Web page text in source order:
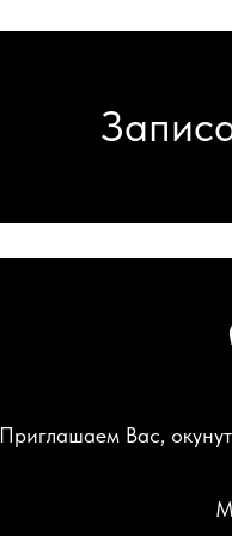
Приглашаем Вас,